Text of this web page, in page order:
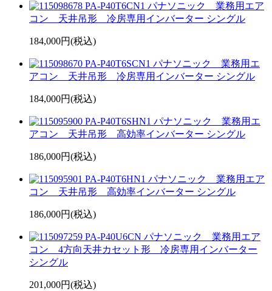
PA-P40T6CN1 パナソニック 業務用エア
コン 天井吊形 冷房専用インバーター シングル
184,000円(税込)
PA-P40T6SCN1 パナソニック 業務用エ
アコン 天井吊形 冷房専用インバーター シングル
184,000円(税込)
PA-P40T6SHN1 パナソニック 業務用エ
アコン 天井吊形 高効率インバーター シングル
186,000円(税込)
PA-P40T6HN1 パナソニック 業務用エア
コン 天井吊形 高効率インバーター シングル
186,000円(税込)
PA-P40U6CN パナソニック 業務用エア
コン 4方向天井カセット形 冷房専用インバーター
シングル
201,000円(税込)